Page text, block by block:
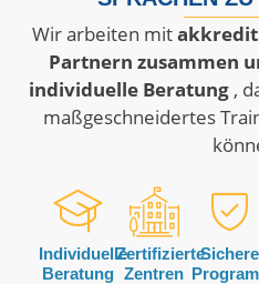
Wir arbeiten mit
Partnern zusammen
individuelle Beratung ,
maßgeschneidertes
Individuelle
Beratung
Zertifizierte
Zentren
Sichere